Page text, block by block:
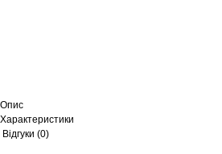
Опис
Характеристики
Відгуки (0)